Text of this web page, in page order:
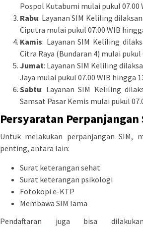
Pospol Kutabumi mulai pukul 07.00
Rabu: Layanan SIM Keliling
Ciputra mulai pukul 07.00 WIB
Kamis: Layanan SIM Keliling
Citra Raya (Bundaran 4) mulai pukul
Jumat: Layanan SIM Keliling
Jaya mulai pukul 07.00 WIB hingga
Sabtu: Layanan SIM Keliling
Samsat Pasar Kemis mulai pukul
Persyaratan Perpanjangan
Untuk melakukan perpanjangan SIM,
penting, antara lain:
Surat keterangan sehat
Surat keterangan psikologi
Fotokopi e-KTP
Membawa SIM lama
Pendaftaran juga bisa